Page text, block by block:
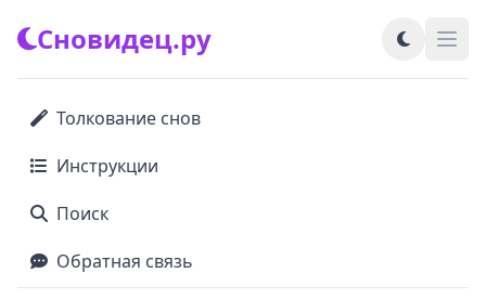
Сновидец.ру
Толкование снов
Инструкции
Поиск
Обратная связь